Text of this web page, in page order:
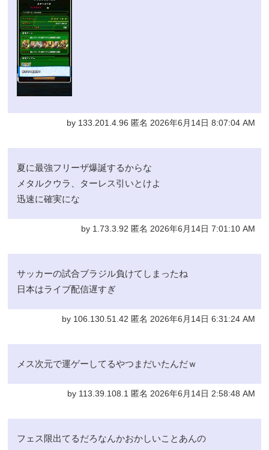
by 133.201.4.96 匿名 2026年6月14日 8:07:04 AM
夏に最強フリーザ爆誕するからな
メタルクウラ、ターレス引いとけよ
迅速に確実にな
by 1.73.3.92 匿名 2026年6月14日 7:01:10 AM
サッカーの試合ブラジル負けてしまったね
日本はライブ配信遅すぎ
by 106.130.51.42 匿名 2026年6月14日 6:31:24 AM
メス次元で運ゲーしてるやつまだいたんだｗ
by 113.39.108.1 匿名 2026年6月14日 2:58:48 AM
フェス限出てるだろなんかおかしいことあんの